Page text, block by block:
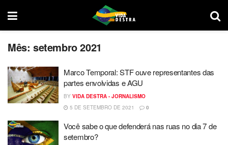
Mês: setembro 2021
Marco Temporal: STF ouve representantes das
partes envolvidas e AGU
BY VIDA DESTRA - JORNALISMO
5 DE SETEMBRO DE 2021
0
Você sabe o que defenderá nas ruas no dia 7 de
setembro?